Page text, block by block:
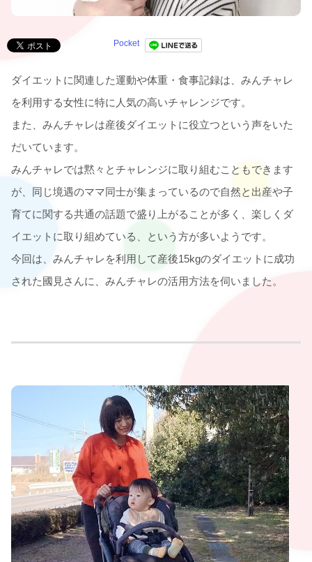
Pocket
ダイエットに関連した運動や体重・食事記録は、みんチャレ
を利用する女性に特に人気の高いチャレンジです。
また、みんチャレは産後ダイエットに役立つという声をいた
だいています。
みんチャレでは黙々とチャレンジに取り組むこともできます
が、同じ境遇のママ同士が集まっているので自然と出産や子
育てに関する共通の話題で盛り上がることが多く、楽しくダ
イエットに取り組めている、という方が多いようです。
今回は、みんチャレを利用して産後15kgのダイエットに成功
された國見さんに、みんチャレの活用方法を伺いました。